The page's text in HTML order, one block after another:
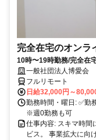
完全在宅のオンラ
10時〜19時勤務/完全在
業務一般社団法人博愛会
フルリモート
日給32,000円～
勤務時間・曜日: ✅
※週0勤務も可
仕事内容: スキマ時間
ビス。 事業拡大に向